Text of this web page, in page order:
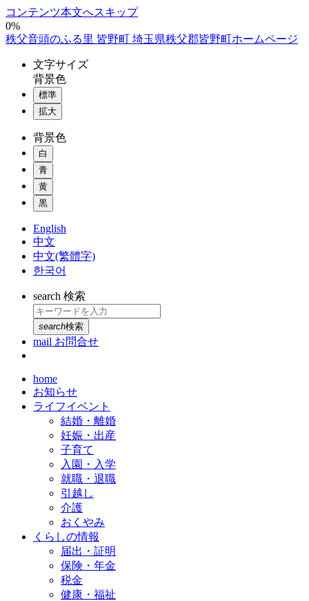
コンテンツ本文へスキップ
0%
秩父音頭のふる里 皆野町 埼玉県秩父郡皆野町ホームページ
文字サイズ
背景色
標準
拡大
背景色
白
青
黄
黒
English
中文
中文(繁體字)
한국어
search 検索
search検索
mail お問合せ
home
お知らせ
ライフイベント
結婚・離婚
妊娠・出産
子育て
入園・入学
就職・退職
引越し
介護
おくやみ
くらしの情報
届出・証明
保険・年金
税金
健康・福祉